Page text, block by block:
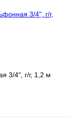
3/4", г/г, 1,2 м